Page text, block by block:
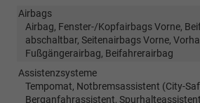
Airbags
Airbag, Fenster-/Kopfairbags Vorne,
abschaltbar, Seitenairbags Vorne,
Fußgängerairbag, Beifahrerairbag
Assistenzsysteme
Tempomat, Notbremsassistent (City-
Berganfahrassistent,